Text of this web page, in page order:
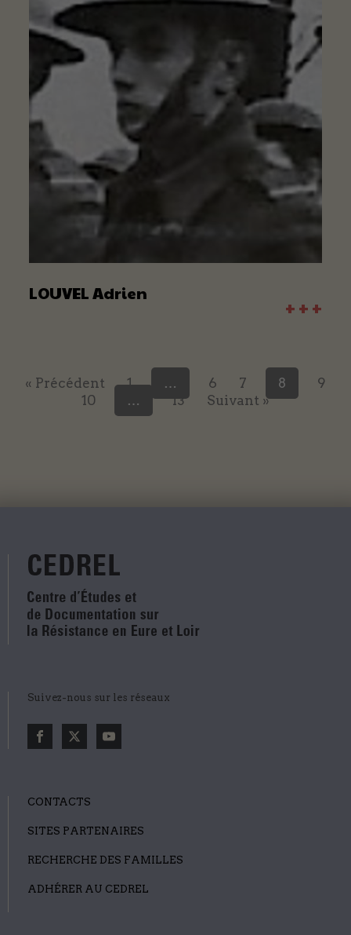
LOUVEL Adrien
+ + +
« Précédent 1 … 6 7 8
9
10
… 13 Suivant »
Suivez-nous sur les réseaux
CONTACTS
SITES PARTENAIRES
RECHERCHE DES FAMILLES
ADHÉRER AU CEDREL